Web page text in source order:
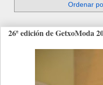
Ordenar
26ª edición de GetxoModa